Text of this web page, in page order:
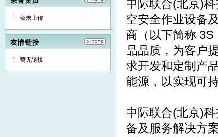
暂未上传
友情链接
暂无链接
供应中际联合3SLift
智能助爬器 塔筒助
爬器 辅助爬升设备
2019-06-18
中际联合(北京)
空安全作业设备
商（以下简称 3S
品品质，为客户
求开发和定制产
能源，以实现可
中际联合(北京)
备及服务解决方